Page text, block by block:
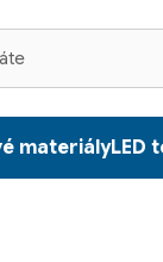
materiályLED